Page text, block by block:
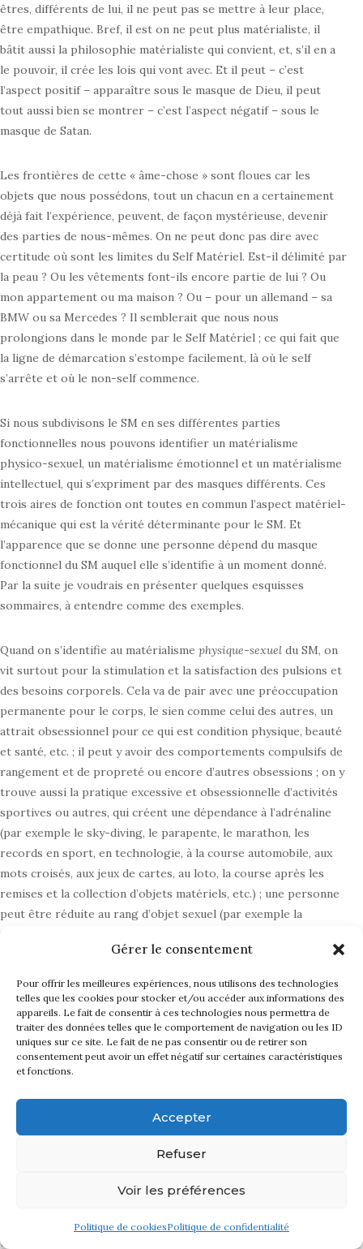
Gérer le consentement
Pour offrir les meilleures expériences, nous utilisons des technologies
telles que les cookies pour stocker et/ou accéder aux informations des
appareils. Le fait de consentir à ces technologies nous permettra de
traiter des données telles que le comportement de navigation ou les ID
uniques sur ce site. Le fait de ne pas consentir ou de retirer son
consentement peut avoir un effet négatif sur certaines caractéristiques
et fonctions.
Accepter
Refuser
Voir les préférences
Politique de cookiesPolitique de confidentialité
êtres, différents de lui, il ne peut pas se mettre à leur place,
être empathique. Bref, il est on ne peut plus matérialiste, il
bâtit aussi la philosophie matérialiste qui convient, et, s’il en a
le pouvoir, il crée les lois qui vont avec. Et il peut – c’est
l’aspect positif – apparaître sous le masque de Dieu, il peut
tout aussi bien se montrer – c’est l’aspect négatif – sous le
masque de Satan.
Les frontières de cette « âme-chose » sont floues car les
objets que nous possédons, tout un chacun en a certainement
déjà fait l’expérience, peuvent, de façon mystérieuse, devenir
des parties de nous-mêmes. On ne peut donc pas dire avec
certitude où sont les limites du Self Matériel. Est-il délimité par
la peau ? Ou les vêtements font-ils encore partie de lui ? Ou
mon appartement ou ma maison ? Ou – pour un allemand – sa
BMW ou sa Mercedes ? Il semblerait que nous nous
prolongions dans le monde par le Self Matériel ; ce qui fait que
la ligne de démarcation s’estompe facilement, là où le self
s’arrête et où le non-self commence.
Si nous subdivisons le SM en ses différentes parties
fonctionnelles nous pouvons identifier un matérialisme
physico-sexuel, un matérialisme émotionnel et un matérialisme
intellectuel, qui s’expriment par des masques différents. Ces
trois aires de fonction ont toutes en commun l’aspect matériel-
mécanique qui est la vérité déterminante pour le SM. Et
l’apparence que se donne une personne dépend du masque
fonctionnel du SM auquel elle s’identifie à un moment donné.
Par la suite je voudrais en présenter quelques esquisses
sommaires, à entendre comme des exemples.
Quand on s’identifie au matérialisme physique-sexuel du SM, on
vit surtout pour la stimulation et la satisfaction des pulsions et
des besoins corporels. Cela va de pair avec une préoccupation
permanente pour le corps, le sien comme celui des autres, un
attrait obsessionnel pour ce qui est condition physique, beauté
et santé, etc. ; il peut y avoir des comportements compulsifs de
rangement et de propreté ou encore d’autres obsessions ; on y
trouve aussi la pratique excessive et obsessionnelle d’activités
sportives ou autres, qui créent une dépendance à l’adrénaline
(par exemple le sky-diving, le parapente, le marathon, les
records en sport, en technologie, à la course automobile, aux
mots croisés, aux jeux de cartes, au loto, la course après les
remises et la collection d’objets matériels, etc.) ; une personne
peut être réduite au rang d’objet sexuel (par exemple la
contemporains par exemple, la prise d’otage et les
Les masquesémotionnelsdu SM, quant à eux, s’expriment tout
particulièrement par l’étalage émotionnel qui tend vers la
manipulation de l’autre et la prise de pouvoir sur lui, souvent
trompeuse. Le fanatisme, la méfiance, le mépris et les émotions
qui feignent l’affection, l’admiration ou la peur, servent à
l’utiliser pour assouvir ses propres fins. Cet exercice de
qui prêche enfer et damnation, qui se repaît en décrivant les
terreurs du péché et de l’éternel supplice, qui se perd dans un